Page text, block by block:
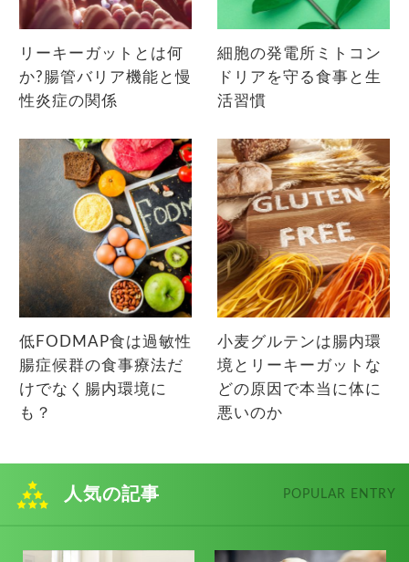
リーキーガットとは何
か?腸管バリア機能と慢
性炎症の関係
細胞の発電所ミトコン
ドリアを守る食事と生
活習慣
低FODMAP食は過敏性
腸症候群の食事療法だ
けでなく腸内環境に
も？
小麦グルテンは腸内環
境とリーキーガットな
どの原因で本当に体に
悪いのか
人気の記事 POPULAR ENTRY